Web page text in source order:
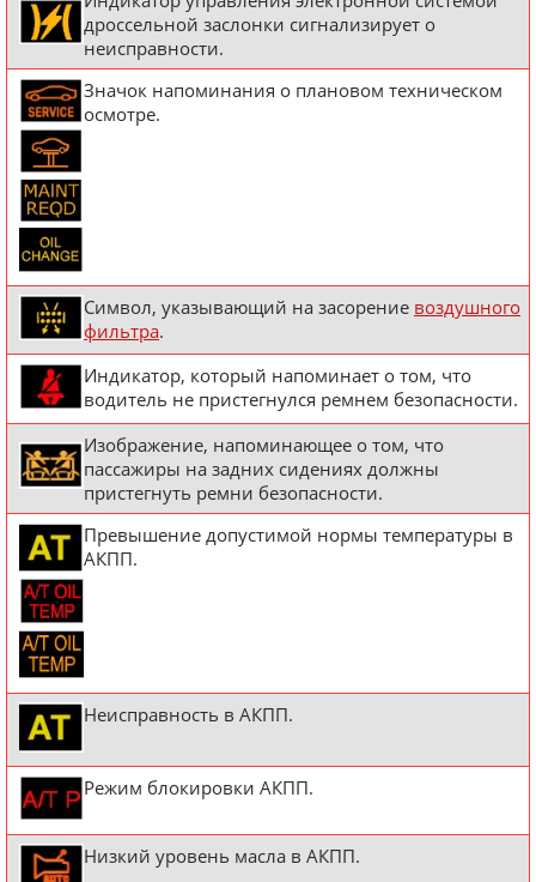
дроссельной заслонки сигнализирует о
неисправности.
Значок напоминания о плановом техническом
осмотре.
Символ, указывающий на засорение воздушного
фильтра.
Индикатор, который напоминает о том, что
водитель не пристегнулся ремнем безопасности.
Изображение, напоминающее о том, что
пассажиры на задних сидениях должны
пристегнуть ремни безопасности.
Превышение допустимой нормы температуры в
АКПП.
Неисправность в АКПП.
Режим блокировки АКПП.
Низкий уровень масла в АКПП.